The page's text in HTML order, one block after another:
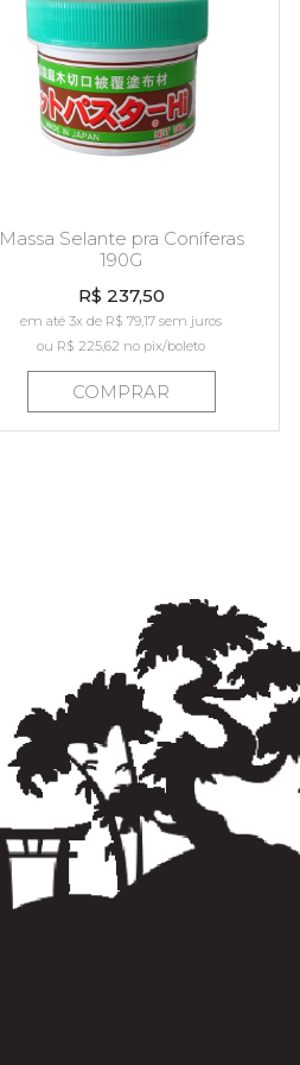
Massa Selante pra Coníferas
190G
R$ 237,50
em até 3x de R$ 79,17 sem juros
ou R$ 225,62 no pix/boleto
COMPRAR